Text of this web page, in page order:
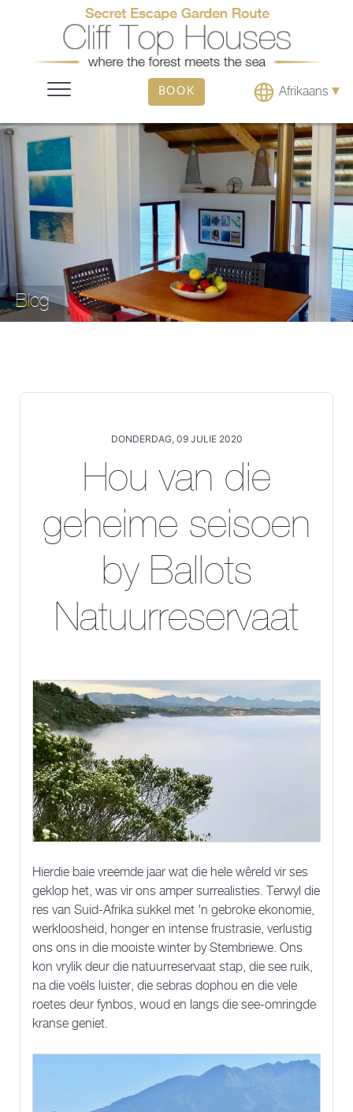
BOOK Afrikaans ▾
Blog
DONDERDAG, 09 JULIE 2020
Hou van die
geheime seisoen
by Ballots
Natuurreservaat
Hierdie baie vreemde jaar wat die hele wêreld vir ses
geklop het, was vir ons amper surrealisties. Terwyl die
res van Suid-Afrika sukkel met 'n gebroke ekonomie,
werkloosheid, honger en intense frustrasie, verlustig
ons ons in die mooiste winter by Stembriewe. Ons
kon vrylik deur die natuurreservaat stap, die see ruik,
na die voëls luister, die sebras dophou en die vele
roetes deur fynbos, woud en langs die see-omringde
kranse geniet.